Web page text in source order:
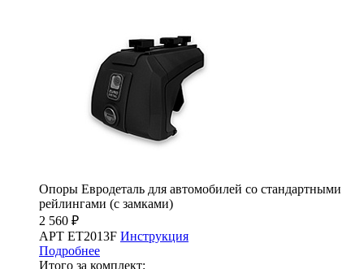
Опоры Евродеталь для автомобилей со стандартными
рейлингами (с замками)
2 560 ₽
АРТ ET2013F Инструкция
Подробнее
Итого за комплект: